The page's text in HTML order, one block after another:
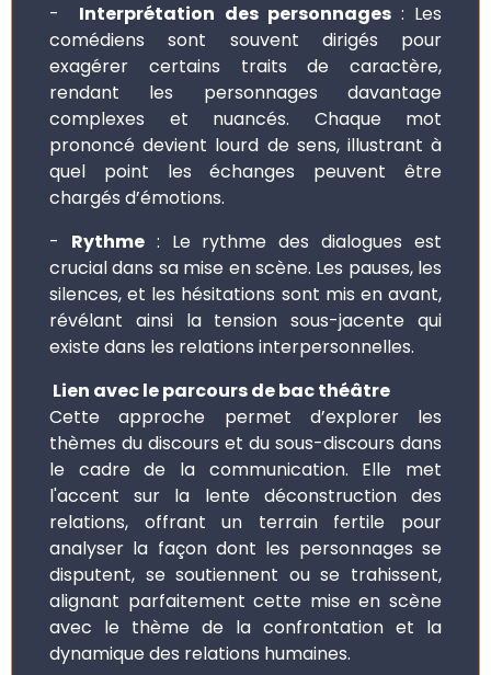
- Interprétation des personnages: Les
comédiens sont souvent dirigés pour
exagérer certains traits de caractère,
rendant les personnages davantage
complexes et nuancés. Chaque mot
prononcé devient lourd de sens, illustrant à
quel point les échanges peuvent être
chargés d’émotions.
- Rythme: Le rythme des dialogues est
crucial dans sa mise en scène. Les pauses, les
silences, et les hésitations sont mis en avant,
révélant ainsi la tension sous-jacente qui
existe dans les relations interpersonnelles.
Lien avec le parcours de bac théâtre
Cette approche permet d’explorer les
thèmes du discours et du sous-discours dans
le cadre de la communication. Elle met
l'accent sur la lente déconstruction des
relations, offrant un terrain fertile pour
analyser la façon dont les personnages se
disputent, se soutiennent ou se trahissent,
alignant parfaitement cette mise en scène
avec le thème de la confrontation et la
dynamique des relations humaines.